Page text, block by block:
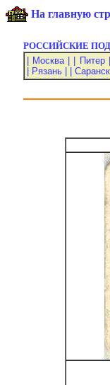
На главную
РОССИЙСКИЕ
| Москва |
| Питер |
| Рязань |
| Саранск |